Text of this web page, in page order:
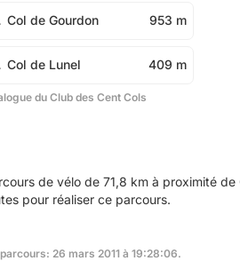
Col de Gourdon 953 m
Col de Lunel 409 m
du Club des Cent Cols
de vélo de 71,8 km à proximité
pour réaliser ce parcours.
26 mars 2011 à 19:28:06.